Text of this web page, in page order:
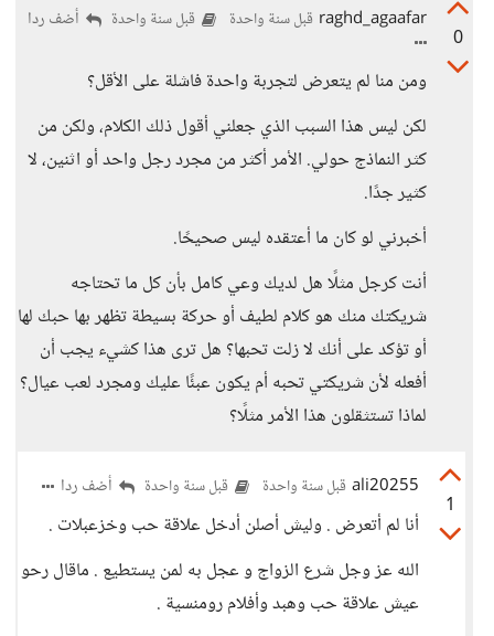
0
raghd_agaafar قبل سنة واحدة قبل سنة واحدة أضف ردا
ومن منا لم يتعرض لتجربة واحدة فاشلة على الأقل؟
لكن ليس هذا السبب الذي جعلني أقول ذلك الكلام، ولكن من
كثر النماذج حولي. الأمر أكثر من مجرد رجل واحد أو اثنين، لا
كثير جدًا.
أخبرني لو كان ما أعتقده ليس صحيحًا.
أنت كرجل مثلًا هل لديك وعي كامل بأن كل ما تحتاجه
شريكتك منك هو كلام لطيف أو حركة بسيطة تظهر بها حبك لها
أو تؤكد على أنك لا زلت تحبها؟ هل ترى هذا كشيء يجب أن
أفعله لأن شريكتي تحبه أم يكون عبئًا عليك ومجرد لعب عيال؟
لماذا تستثقلون هذا الأمر مثلًا؟
1
ali20255 قبل سنة واحدة قبل سنة واحدة أضف ردا
أنا لم أتعرض . وليش أصلن أدخل علاقة حب وخزعبلات .
الله عز وجل شرع الزواج و عجل به لمن يستطيع . ماقال رحو
عيش علاقة حب وهبد وأفلام رومنسية .